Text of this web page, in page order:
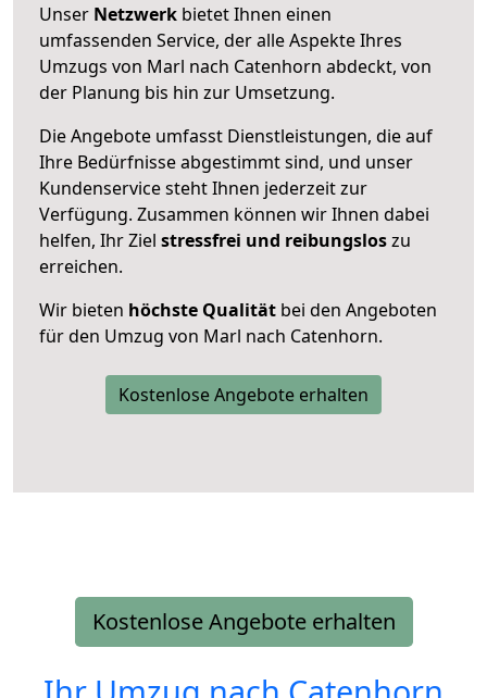
Unser Netzwerk bietet Ihnen einen
umfassenden Service, der alle Aspekte Ihres
Umzugs von Marl nach Catenhorn abdeckt, von
der Planung bis hin zur Umsetzung.
Die Angebote umfasst Dienstleistungen, die auf
Ihre Bedürfnisse abgestimmt sind, und unser
Kundenservice steht Ihnen jederzeit zur
Verfügung. Zusammen können wir Ihnen dabei
helfen, Ihr Ziel stressfrei und reibungsloszu
erreichen.
Wir bieten höchste Qualität bei den Angeboten
für den Umzug von Marl nach Catenhorn.
Kostenlose Angebote erhalten
Kostenlose Angebote erhalten